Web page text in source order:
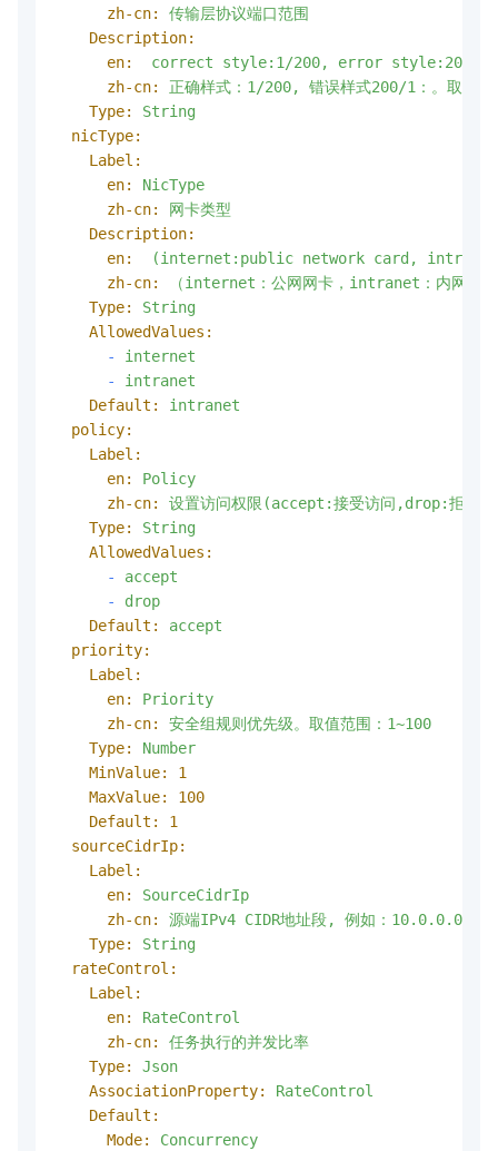
zh-cn:
传输层协议端口范围
Description:
en:
correct style:1/200, error style:200/1.
zh-cn:
正确样式：1/200,
错误样式200/1：。取值
Type:
String
nicType:
Label:
en:
NicType
zh-cn:
网卡类型
Description:
en:
(internet:public network card,
zh-cn:
（internet：公网网卡，intranet：内网网
Type:
String
AllowedValues:
-
internet
-
intranet
Default:
intranet
policy:
Label:
en:
Policy
zh-cn:
设置访问权限(accept:接受访问,drop:拒绝
Type:
String
AllowedValues:
-
accept
-
drop
Default:
accept
priority:
Label:
en:
Priority
zh-cn:
安全组规则优先级。取值范围：1~100
Type:
Number
MinValue:
1
MaxValue:
100
Default:
1
sourceCidrIp:
Label:
en:
SourceCidrIp
zh-cn:
源端IPv4 CIDR地址段,
例如：10.0.0.0/8
Type:
String
rateControl:
Label:
en:
RateControl
zh-cn:
任务执行的并发比率
Type:
Json
AssociationProperty:
RateControl
Default:
Mode:
Concurrency